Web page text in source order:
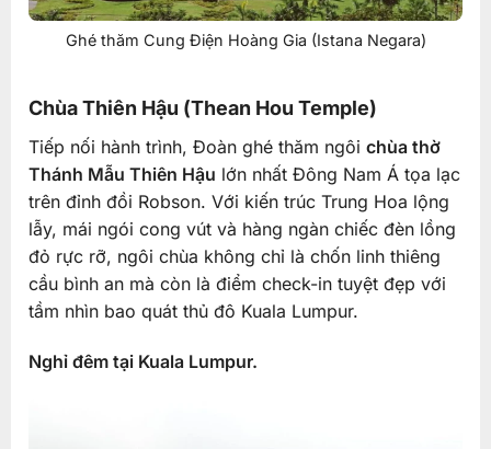
Ghé thăm Cung Điện Hoàng Gia (Istana Negara)
Chùa Thiên Hậu (Thean Hou Temple)
Tiếp nối hành trình, Đoàn ghé thăm ngôi chùa thờ
Thánh Mẫu Thiên Hậu lớn nhất Đông Nam Á tọa lạc
trên đỉnh đồi Robson. Với kiến trúc Trung Hoa lộng
lẫy, mái ngói cong vút và hàng ngàn chiếc đèn lồng
đỏ rực rỡ, ngôi chùa không chỉ là chốn linh thiêng
cầu bình an mà còn là điểm check-in tuyệt đẹp với
tầm nhìn bao quát thủ đô Kuala Lumpur.
Nghỉ đêm tại Kuala Lumpur.